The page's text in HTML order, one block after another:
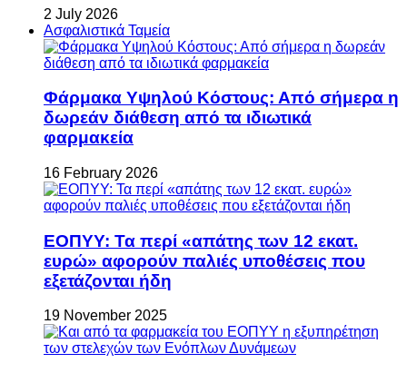
2 July 2026
Ασφαλιστικά Ταμεία
Φάρμακα Υψηλού Κόστους: Από σήμερα η
δωρεάν διάθεση από τα ιδιωτικά
φαρμακεία
16 February 2026
ΕΟΠΥΥ: Τα περί «απάτης των 12 εκατ.
ευρώ» αφορούν παλιές υποθέσεις που
εξετάζονται ήδη
19 November 2025